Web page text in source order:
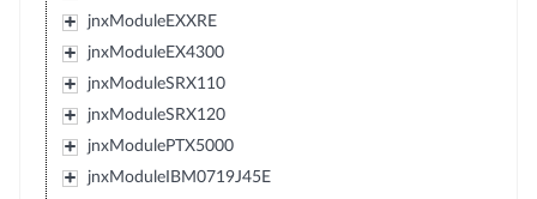
jnxModuleEXXRE
jnxModuleEX4300
jnxModuleSRX110
jnxModuleSRX120
jnxModulePTX5000
jnxModuleIBM0719J45E